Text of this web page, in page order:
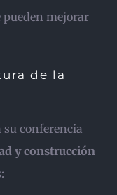
pueden mejorar
de la
conferencia
y construcción